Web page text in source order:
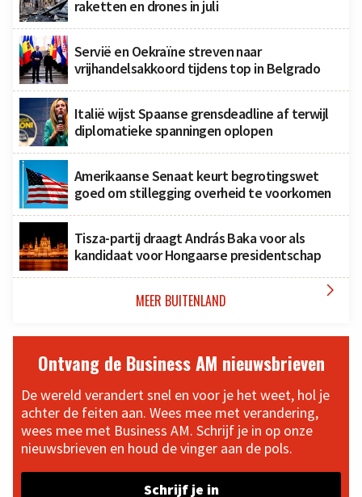
raketten en drones in juli
Servië en Oekraïne streven naar
vrijhandelsakkoord tijdens top in Belgrado
Italië wijst Spaanse grensdeadline af terwijl
diplomatieke spanningen oplopen
Amerikaanse Senaat keurt begrotingswet
goed om stillegging overheid te voorkomen
Tisza-partij draagt András Baka voor als
kandidaat voor Hongaarse presidentschap
MEER BUITENLAND 
Ontvang de Business AM nieuwsbrieven
De wereld verandert snel en voor je het weet, hol je
achter de feiten aan. Wees mee met verandering,
wees mee met Business AM. Schrijf je in op onze
nieuwsbrieven en houd de vinger aan de pols.
Schrijf je in